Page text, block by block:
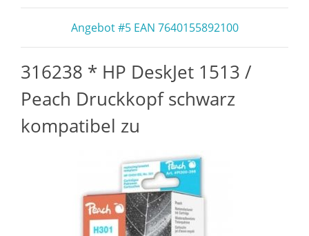
Angebot #5 EAN 7640155892100
316238 * HP DeskJet 1513 /
Peach Druckkopf schwarz
kompatibel zu